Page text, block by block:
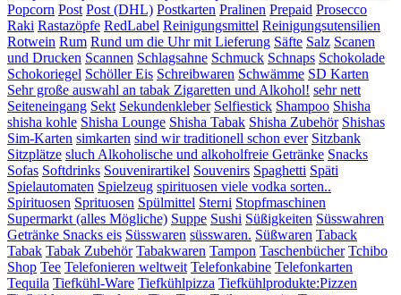
Popcorn Post Post (DHL) Postkarten Pralinen Prepaid Prosecco
Raki Rastazöpfe RedLabel Reinigungsmittel Reinigungsutensilien
Rotwein Rum Rund um die Uhr mit Lieferung Säfte Salz Scanen
und Drucken Scannen Schlagsahne Schmuck Schnaps Schokolade
Schokoriegel Schöller Eis Schreibwaren Schwämme SD Karten
Sehr große auswahl an tabak Zigaretten und Alkohol! sehr nett
Seiteneingang Sekt Sekundenkleber Selfiestick Shampoo Shisha
shisha kohle Shisha Lounge Shisha Tabak Shisha Zubehör Shishas
Sim-Karten simkarten sind wir traditionell schon ever Sitzbank
Sitzplätze sluch Alkoholische und alkoholfreie Getränke Snacks
Sofas Softdrinks Souvenirartikel Souvenirs Spaghetti Späti
Spielautomaten Spielzeug spirituosen viele vodka sorten..
Spirituosen Sprituosen Spülmittel Sterni Stopfmaschinen
Supermarkt (alles Mögliche) Suppe Sushi Süßigkeiten Süsswahren
Getränke Snacks eis Süsswaren süsswaren. Süßwaren Taback
Tabak Tabak Zubehör Tabakwaren Tampon Taschenbücher Tchibo
Shop Tee Telefonieren weltweit Telefonkabine Telefonkarten
Tequila Tiefkühl-Ware Tiefkühlpizza Tiefkühlprodukte:Pizzen